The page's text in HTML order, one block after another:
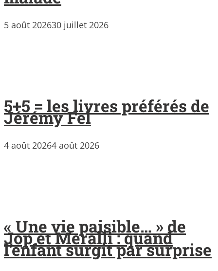
5 août 202630 juillet 2026
5+5 = les livres préférés de
Jérémy Fel
4 août 20264 août 2026
« Une vie paisible… » de
Jop et Meralli : quand
l’enfant surgit par surprise